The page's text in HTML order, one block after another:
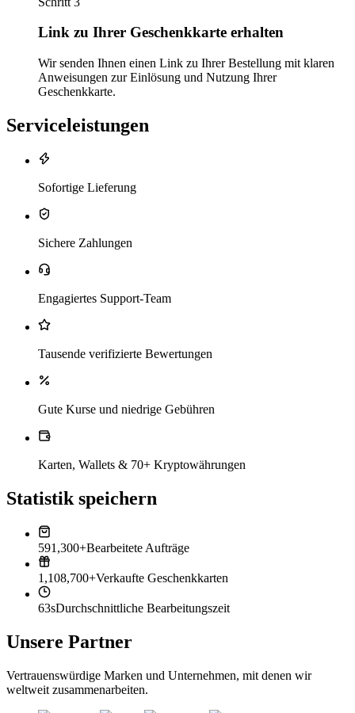
Link zu Ihrer Geschenkkarte erhalten
Wir senden Ihnen einen Link zu Ihrer Bestellung mit klaren
Anweisungen zur Einlösung und Nutzung Ihrer
Geschenkkarte.
Serviceleistungen
Sofortige Lieferung
Sichere Zahlungen
Engagiertes Support-Team
Tausende verifizierte Bewertungen
Gute Kurse und niedrige Gebühren
Karten, Wallets & 70+ Kryptowährungen
Statistik speichern
591,300+Bearbeitete Aufträge
1,108,700+Verkaufte Geschenkkarten
63sDurchschnittliche Bearbeitungszeit
Unsere Partner
Vertrauenswürdige Marken und Unternehmen, mit denen wir
weltweit zusammenarbeiten.